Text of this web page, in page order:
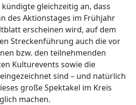
gleichzeitig an, dass
des Aktionstages im Frühjahr
erscheinen wird, auf dem
Streckenführung auch die vor
bzw. den teilnehmenden
Kulturevents sowie die
sind – und natürlich
große Spektakel im Kreis
machen.